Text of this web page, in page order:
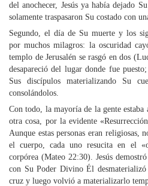
del anochecer, Jesús ya había dejado
solamente traspasaron Su costado con
Segundo, el día de Su muerte y los
por muchos milagros: la oscuridad
templo de Jerusalén se rasgó en dos
desapareció del lugar donde fue
Sus discípulos materializando Su
consolándolos.
Con todo, la mayoría de la gente estaba
otra cosa, por la evidente
Aunque estas personas eran religiosas,
el cuerpo, cada uno resucita en el
corpórea (Mateo 22:30). Jesús
con Su Poder Divino Él
cruz y luego volvió a materializarlo